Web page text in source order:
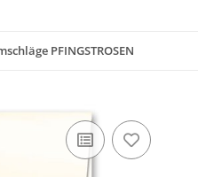
PFINGSTROSEN